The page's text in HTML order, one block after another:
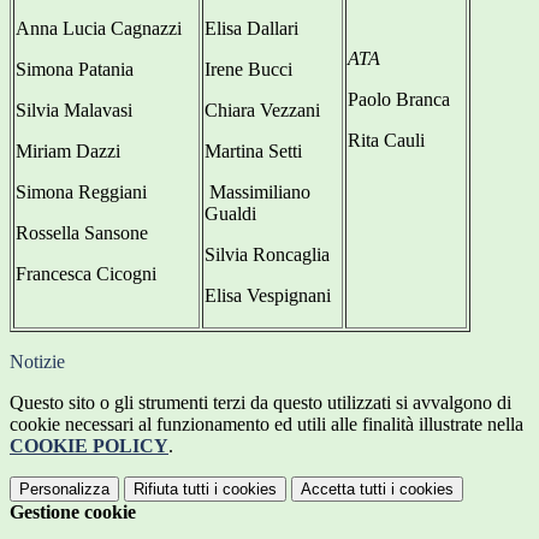
Anna Lucia Cagnazzi
Simona Patania
Silvia Malavasi
Miriam Dazzi
Simona Reggiani
Rossella Sansone
Francesca Cicogni
Elisa Dallari
Irene Bucci
Chiara Vezzani
Martina Setti
Massimiliano
Gualdi
Silvia Roncaglia
Elisa Vespignani
ATA
Paolo Branca
Rita Cauli
Notizie
Questo sito o gli strumenti terzi da questo utilizzati si avvalgono di
cookie necessari al funzionamento ed utili alle finalità illustrate nella
COOKIE POLICY.
Personalizza Rifiuta tutti i cookies Accetta tutti i cookies
Gestione cookie